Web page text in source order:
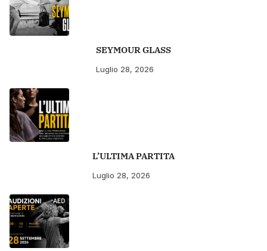
SEYMOUR GLASS
Luglio 28, 2026
L’ULTIMA PARTITA
Luglio 28, 2026